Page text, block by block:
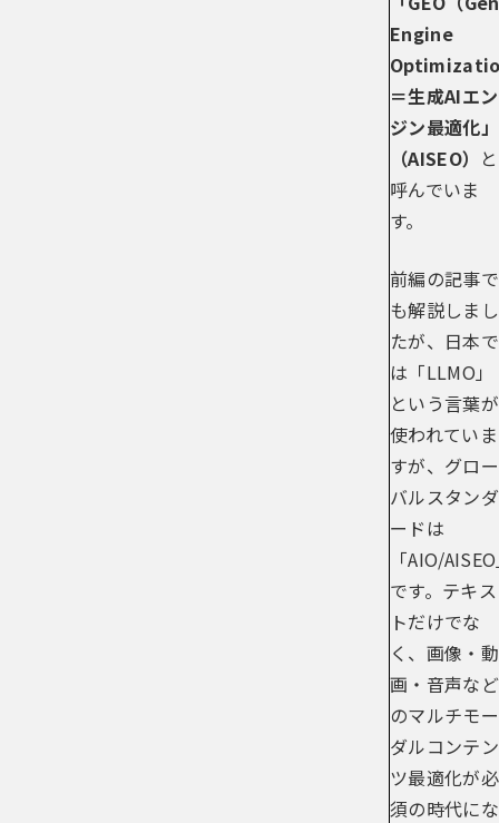
Engine
＝生成AIエン
ジン最適化」
（AISEO） と
呼んでいま
す。
前編の記事で
も解説しまし
たが、日本で
は「LLMO」
という言葉が
使われていま
すが、グロー
バルスタンダ
ードは
「AIO/
です。テキス
トだけでな
く、画像・動
画・音声など
のマルチモー
ダルコンテン
ツ最適化が必
須の時代にな